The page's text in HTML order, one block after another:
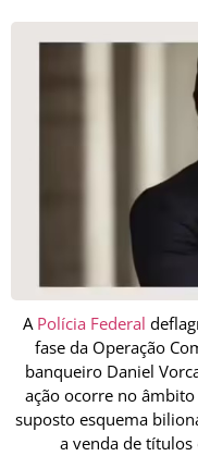
A Polícia Federal
fase da Operação
banqueiro Daniel
ação ocorre no
suposto esquema
a venda de títulos